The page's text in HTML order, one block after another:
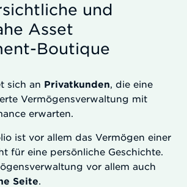
und
Asset
Boutique
sich an Privatkunden, die eine
Vermögensverwaltung mit
erwarten.
ist vor allem das Vermögen einer
für eine persönliche Geschichte.
vor allem auch
Seite.